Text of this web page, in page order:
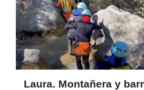
Laura. Montañera y